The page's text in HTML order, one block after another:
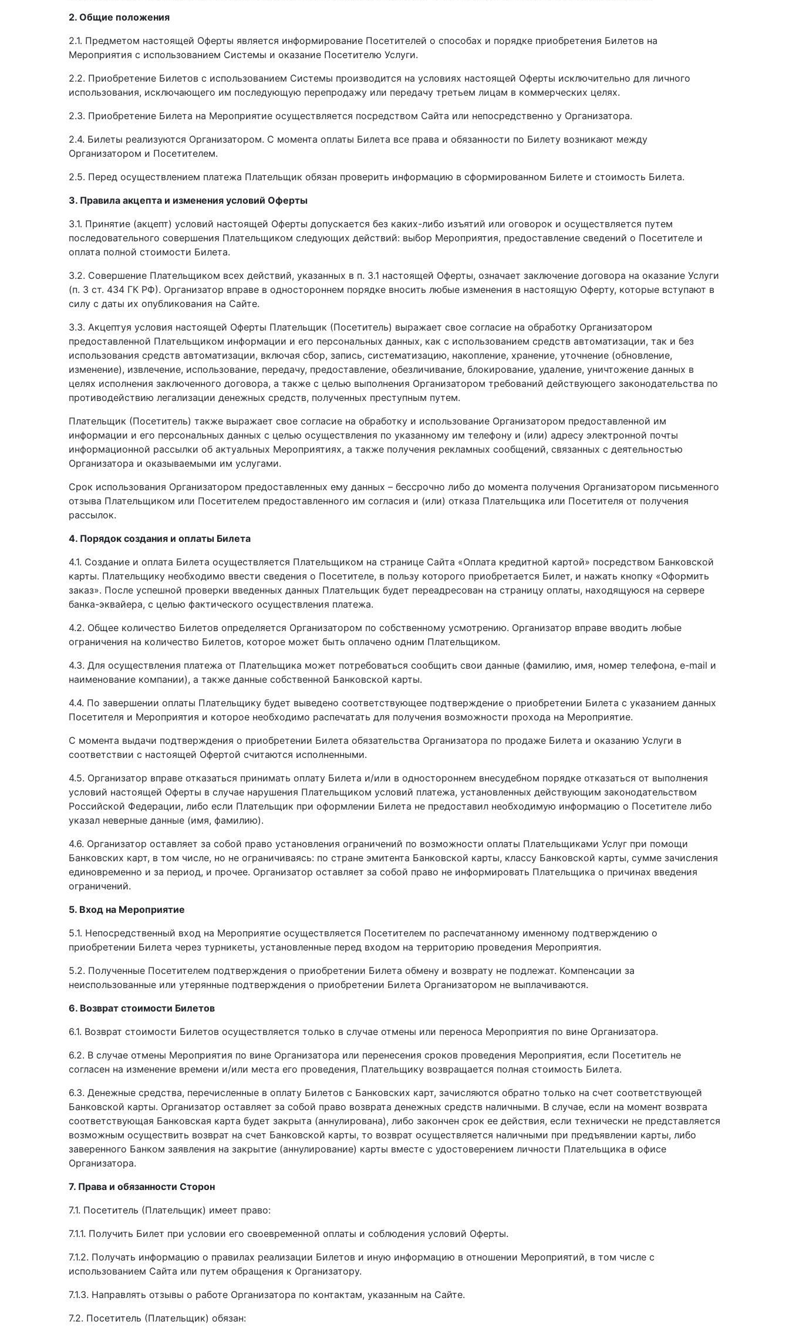
2. Общие положения
2.1. Предметом настоящей Оферты является информирование Посетителей о способах и порядке приобретения Билетов на
Мероприятия с использованием Системы и оказание Посетителю Услуги.
2.2. Приобретение Билетов с использованием Системы производится на условиях настоящей Оферты исключительно для личного
использования, исключающего им последующую перепродажу или передачу третьем лицам в коммерческих целях.
2.3. Приобретение Билета на Мероприятие осуществляется посредством Сайта или непосредственно у Организатора.
2.4. Билеты реализуются Организатором. С момента оплаты Билета все права и обязанности по Билету возникают между
Организатором и Посетителем.
2.5. Перед осуществлением платежа Плательщик обязан проверить информацию в сформированном Билете и стоимость Билета.
3. Правила акцепта и изменения условий Оферты
3.1. Принятие (акцепт) условий настоящей Оферты допускается без каких-либо изъятий или оговорок и осуществляется путем
последовательного совершения Плательщиком следующих действий: выбор Мероприятия, предоставление сведений о Посетителе и
оплата полной стоимости Билета.
3.2. Совершение Плательщиком всех действий, указанных в п. 3.1 настоящей Оферты, означает заключение договора на оказание Услуги
(п. 3 ст. 434 ГК РФ). Организатор вправе в одностороннем порядке вносить любые изменения в настоящую Оферту, которые вступают в
силу с даты их опубликования на Сайте.
3.3. Акцептуя условия настоящей Оферты Плательщик (Посетитель) выражает свое согласие на обработку Организатором
предоставленной Плательщиком информации и его персональных данных, как с использованием средств автоматизации, так и без
использования средств автоматизации, включая сбор, запись, систематизацию, накопление, хранение, уточнение (обновление,
изменение), извлечение, использование, передачу, предоставление, обезличивание, блокирование, удаление, уничтожение данных в
целях исполнения заключенного договора, а также с целью выполнения Организатором требований действующего законодательства по
противодействию легализации денежных средств, полученных преступным путем.
Плательщик (Посетитель) также выражает свое согласие на обработку и использование Организатором предоставленной им
информации и его персональных данных с целью осуществления по указанному им телефону и (или) адресу электронной почты
информационной рассылки об актуальных Мероприятиях, а также получения рекламных сообщений, связанных с деятельностью
Организатора и оказываемыми им услугами.
Срок использования Организатором предоставленных ему данных – бессрочно либо до момента получения Организатором письменного
отзыва Плательщиком или Посетителем предоставленного им согласия и (или) отказа Плательщика или Посетителя от получения
рассылок.
4. Порядок создания и оплаты Билета
4.1. Создание и оплата Билета осуществляется Плательщиком на странице Сайта «Оплата кредитной картой» посредством Банковской
карты. Плательщику необходимо ввести сведения о Посетителе, в пользу которого приобретается Билет, и нажать кнопку «Оформить
заказ». После успешной проверки введенных данных Плательщик будет переадресован на страницу оплаты, находящуюся на сервере
банка-эквайера, с целью фактического осуществления платежа.
4.2. Общее количество Билетов определяется Организатором по собственному усмотрению. Организатор вправе вводить любые
ограничения на количество Билетов, которое может быть оплачено одним Плательщиком.
4.3. Для осуществления платежа от Плательщика может потребоваться сообщить свои данные (фамилию, имя, номер телефона, e-mail и
наименование компании), а также данные собственной Банковской карты.
4.4. По завершении оплаты Плательщику будет выведено соответствующее подтверждение о приобретении Билета с указанием данных
Посетителя и Мероприятия и которое необходимо распечатать для получения возможности прохода на Мероприятие.
С момента выдачи подтверждения о приобретении Билета обязательства Организатора по продаже Билета и оказанию Услуги в
соответствии с настоящей Офертой считаются исполненными.
4.5. Организатор вправе отказаться принимать оплату Билета и/или в одностороннем внесудебном порядке отказаться от выполнения
условий настоящей Оферты в случае нарушения Плательщиком условий платежа, установленных действующим законодательством
Российской Федерации, либо если Плательщик при оформлении Билета не предоставил необходимую информацию о Посетителе либо
указал неверные данные (имя, фамилию).
4.6. Организатор оставляет за собой право установления ограничений по возможности оплаты Плательщиками Услуг при помощи
Банковских карт, в том числе, но не ограничиваясь: по стране эмитента Банковской карты, классу Банковской карты, сумме зачисления
единовременно и за период, и прочее. Организатор оставляет за собой право не информировать Плательщика о причинах введения
ограничений.
5. Вход на Мероприятие
5.1. Непосредственный вход на Мероприятие осуществляется Посетителем по распечатанному именному подтверждению о
приобретении Билета через турникеты, установленные перед входом на территорию проведения Мероприятия.
5.2. Полученные Посетителем подтверждения о приобретении Билета обмену и возврату не подлежат. Компенсации за
неиспользованные или утерянные подтверждения о приобретении Билета Организатором не выплачиваются.
6. Возврат стоимости Билетов
6.1. Возврат стоимости Билетов осуществляется только в случае отмены или переноса Мероприятия по вине Организатора.
6.2. В случае отмены Мероприятия по вине Организатора или перенесения сроков проведения Мероприятия, если Посетитель не
согласен на изменение времени и/или места его проведения, Плательщику возвращается полная стоимость Билета.
6.3. Денежные средства, перечисленные в оплату Билетов с Банковских карт, зачисляются обратно только на счет соответствующей
Банковской карты. Организатор оставляет за собой право возврата денежных средств наличными. В случае, если на момент возврата
соответствующая Банковская карта будет закрыта (аннулирована), либо закончен срок ее действия, если технически не представляется
возможным осуществить возврат на счет Банковской карты, то возврат осуществляется наличными при предъявлении карты, либо
заверенного Банком заявления на закрытие (аннулирование) карты вместе с удостоверением личности Плательщика в офисе
Организатора.
7. Права и обязанности Сторон
7.1. Посетитель (Плательщик) имеет право:
7.1.1. Получить Билет при условии его своевременной оплаты и соблюдения условий Оферты.
7.1.2. Получать информацию о правилах реализации Билетов и иную информацию в отношении Мероприятий, в том числе с
использованием Сайта или путем обращения к Организатору.
7.1.3. Направлять отзывы о работе Организатора по контактам, указанным на Сайте.
7.2. Посетитель (Плательщик) обязан: